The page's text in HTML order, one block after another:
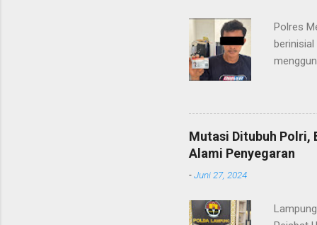
pidana,
Polres
berinisial
dari
Mutasi Ditubuh Polri,
Alami Penyegaran
-Juni 27, 2024